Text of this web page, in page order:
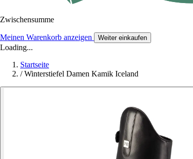
Zwischensumme
Meinen Warenkorb anzeigen Weiter einkaufen
Loading...
Startseite
/ Winterstiefel Damen Kamik Iceland